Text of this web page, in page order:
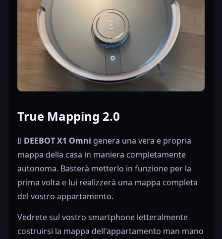
True Mapping 2.0
Il DEEBOT X1 Omni genera una vera e propria
mappa della casa in maniera completamente
autonoma. Basterà metterlo in funzione per la
prima volta e lui realizzerà una mappa completa
del vostro appartamento.
Vedrete sul vostro smartphone letteralmente
costruirsi la mappa dell'appartamento man mano